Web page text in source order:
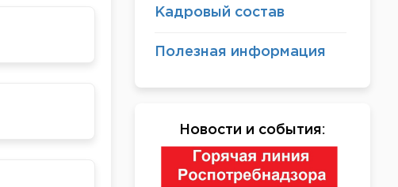
Кадровый состав
Полезная информация
Новости и события: